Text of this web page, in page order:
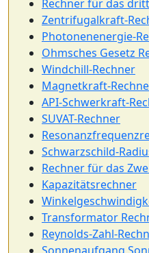
Rechner für das
Zentrifugalkraft-
Photonenenergie-
Ohmsches Gesetz
Windchill-Rechner
Magnetkraft-
API-Schwerkraft-
SUVAT-Rechner
Schwarzschild-
Rechner für das
Kapazitätsrechner
Transformator
Reynolds-Zahl-